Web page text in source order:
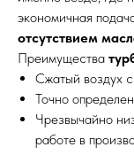
экономичная
отсутствием
Преимущества
Сжатый воздух
Точно
Чрезвычайно
работе в